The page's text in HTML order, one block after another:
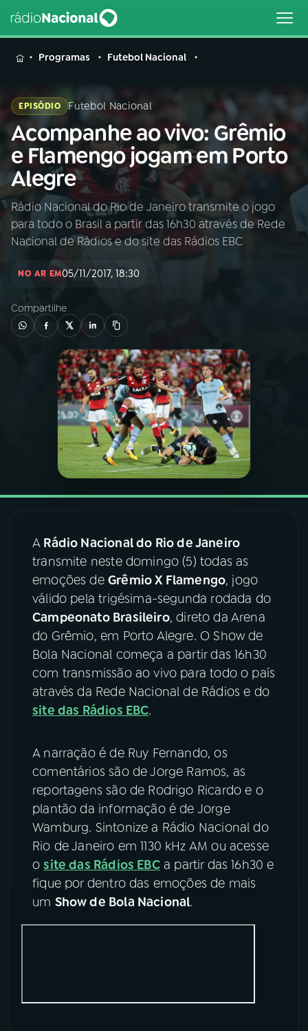
MENU
Buscar
na
Rádio
Nacional
Buscar
AO VIVO
PROGRAMAS
PODCASTS
VIDEOCASTS
08 FESTIVAL DE MÚSICA
ACOMPANHE A RÁDIO NACIONAL
YouTube Facebook
Instagram X
TikTok
Programas Futebol Nacional
EPISÓDIO Futebol Nacional
Acompanhe ao vivo: Grêmio
e Flamengo jogam em Porto
Alegre
Rádio Nacional do Rio de Janeiro transmite o jogo
para todo o Brasil a partir das 16h30 através de Rede
Nacional de Rádios e do site das Rádios EBC
NO AR EM05/11/2017, 18:30
Compartilhe
A Rádio Nacional do Rio de Janeiro
transmite neste domingo (5) todas as
emoções de Grêmio X Flamengo, jogo
válido pela trigésima-segunda rodada do
Campeonato Brasileiro, direto da Arena
do Grêmio, em Porto Alegre. O Show de
Bola Nacional começa a partir das 16h30
com transmissão ao vivo para todo o país
através da Rede Nacional de Rádios e do
site das Rádios EBC.
A narração é de Ruy Fernando, os
comentários são de Jorge Ramos, as
reportagens são de Rodrigo Ricardo e o
plantão da informação é de Jorge
Wamburg. Sintonize a Rádio Nacional do
Rio de Janeiro em 1130 kHz AM ou acesse
osite das Rádios EBCa partir das 16h30 e
fique por dentro das emoções de mais
um Show de Bola Nacional.